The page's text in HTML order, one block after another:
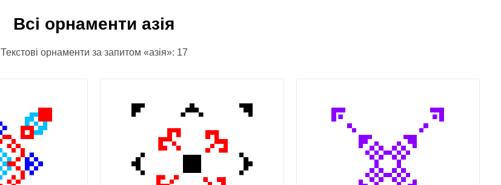
Всі орнаменти азія
Текстові орнаменти за запитом «азія»: 17